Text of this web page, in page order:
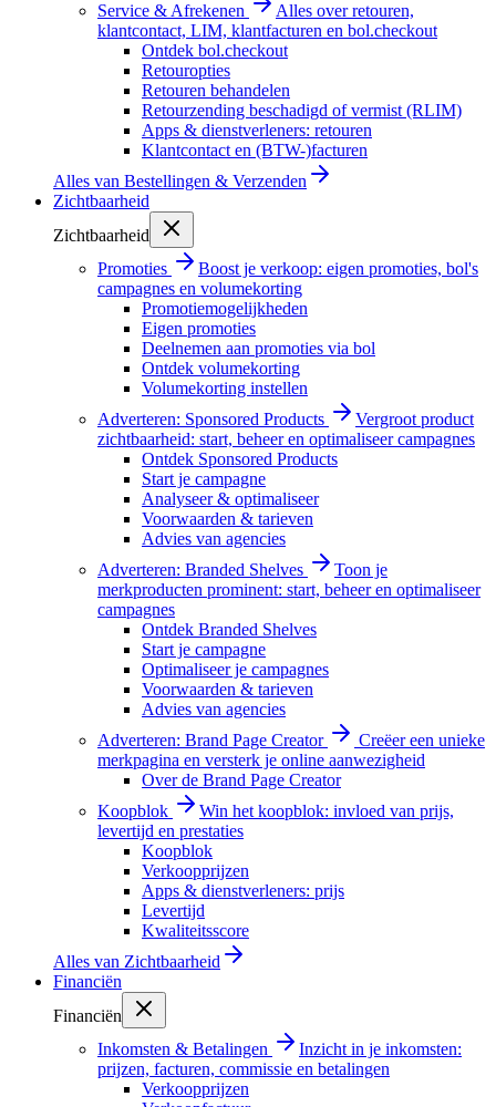
Service & Afrekenen
Alles over retouren,
klantcontact, LIM, klantfacturen en bol.checkout
Ontdek bol.checkout
Retouropties
Retouren behandelen
Retourzending beschadigd of vermist (RLIM)
Apps & dienstverleners: retouren
Klantcontact en (BTW-)facturen
Alles van Bestellingen & Verzenden
Zichtbaarheid
Zichtbaarheid
Promoties
Boost je verkoop: eigen promoties, bol's
campagnes en volumekorting
Promotiemogelijkheden
Eigen promoties
Deelnemen aan promoties via bol
Ontdek volumekorting
Volumekorting instellen
Adverteren: Sponsored Products
Vergroot product
zichtbaarheid: start, beheer en optimaliseer campagnes
Ontdek Sponsored Products
Start je campagne
Analyseer & optimaliseer
Voorwaarden & tarieven
Advies van agencies
Adverteren: Branded Shelves
Toon je
merkproducten prominent: start, beheer en optimaliseer
campagnes
Ontdek Branded Shelves
Start je campagne
Optimaliseer je campagnes
Voorwaarden & tarieven
Advies van agencies
Adverteren: Brand Page Creator
Creëer een unieke
merkpagina en versterk je online aanwezigheid
Over de Brand Page Creator
Koopblok
Win het koopblok: invloed van prijs,
levertijd en prestaties
Koopblok
Verkoopprijzen
Apps & dienstverleners: prijs
Levertijd
Kwaliteitsscore
Alles van Zichtbaarheid
Financiën
Financiën
Inkomsten & Betalingen
Inzicht in je inkomsten:
prijzen, facturen, commissie en betalingen
Verkoopprijzen